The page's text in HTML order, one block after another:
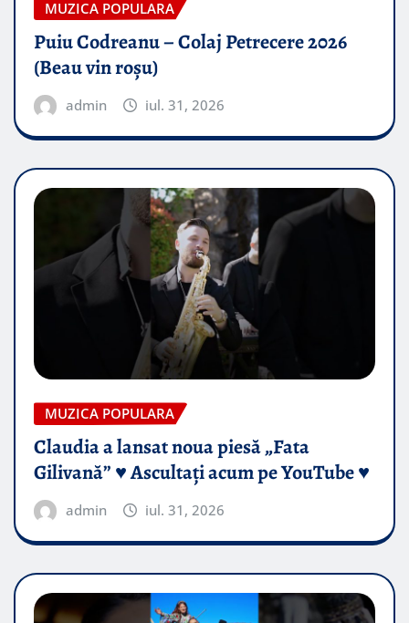
MUZICA POPULARA
Puiu Codreanu – Colaj Petrecere 2026
(Beau vin roșu)
admin iul. 31, 2026
MUZICA POPULARA
Claudia a lansat noua piesă „Fata
Gilivană” ♥️ Ascultați acum pe YouTube ♥️
admin iul. 31, 2026